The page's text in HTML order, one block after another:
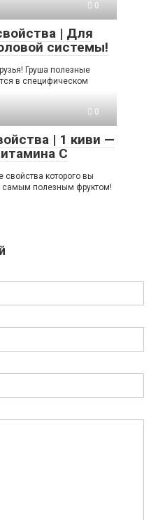
0
| Для
системы!
Груша полезные
в специфическом
0
| 1 киви —
С
которого вы
самым полезным фруктом!